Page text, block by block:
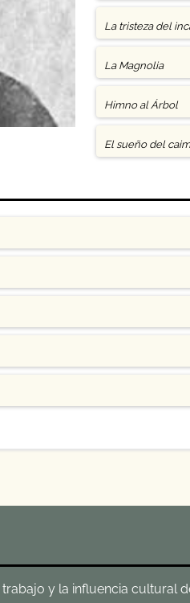
La tristeza del
La Magnolia
Himno al Árbol
El sueño del
y la influencia cultural